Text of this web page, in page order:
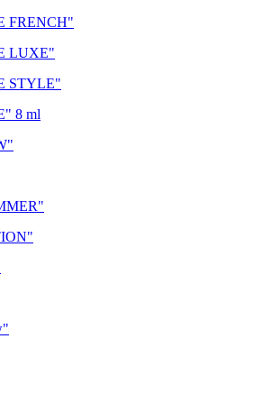
FRENCH"
LUXE"
STYLE"
8 ml